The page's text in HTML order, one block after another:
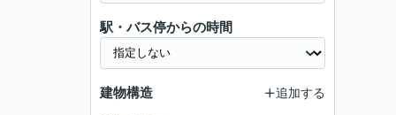
駅・バス停からの時間
建物構造 追加する